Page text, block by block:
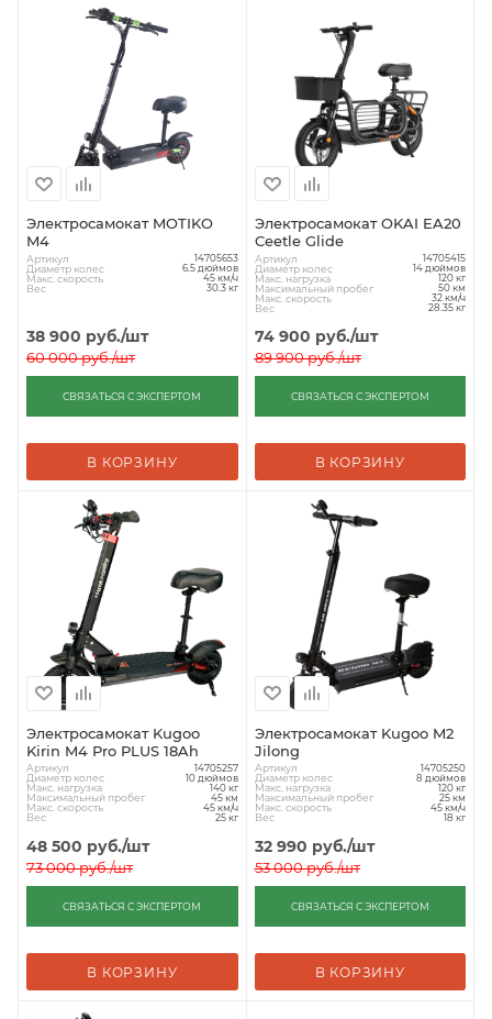
Электросамокат MOTIKO
M4
Артикул 14705653
Диаметр колес 6.5 дюймов
Макс. скорость 45 км/ч
Вес 30.3 кг
38 900 руб./шт
60 000руб./шт
СВЯЗАТЬСЯ С ЭКСПЕРТОМ
В КОРЗИНУ
Электросамокат OKAI EA20
Ceetle Glide
Артикул 14705415
Диаметр колес 14 дюймов
Макс. нагрузка 120 кг
Максимальный пробег 50 км
Макс. скорость 32 км/ч
Вес 28.35 кг
74 900 руб./шт
89 900руб./шт
СВЯЗАТЬСЯ С ЭКСПЕРТОМ
В КОРЗИНУ
Электросамокат Kugoo
Kirin M4 Pro PLUS 18Ah
Артикул 14705257
Диаметр колес 10 дюймов
Макс. нагрузка 140 кг
Максимальный пробег 45 км
Макс. скорость 45 км/ч
Вес 25 кг
48 500 руб./шт
73 000руб./шт
СВЯЗАТЬСЯ С ЭКСПЕРТОМ
В КОРЗИНУ
Электросамокат Kugoo M2
Jilong
Артикул 14705250
Диаметр колес 8 дюймов
Макс. нагрузка 120 кг
Максимальный пробег 25 км
Макс. скорость 45 км/ч
Вес 18 кг
32 990 руб./шт
53 000руб./шт
СВЯЗАТЬСЯ С ЭКСПЕРТОМ
В КОРЗИНУ